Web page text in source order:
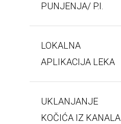
PUNJENJA/ P.I.
LOKALNA
APLIKACIJA LEKA
UKLANJANJE
KOČIĆA IZ KANALA